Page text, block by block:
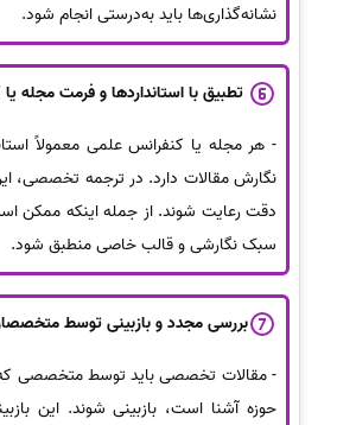
نشانه‌گذاری‌ها باید به‌درستی انجام شود.
تطبیق با استانداردها و فرمت مجله
- هر مجله یا کنفرانس علمی معمولاً
نگارش مقالات دارد. در ترجمه تخصصی، این
دقت رعایت شوند. از جمله اینکه ممکن
سبک نگارشی و قالب خاصی منطبق شود.
بررسی مجدد و بازبینی توسط
- مقالات تخصصی باید توسط متخصصی
حوزه آشنا است، بازبینی شوند. این